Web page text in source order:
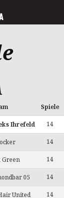
Spiele
Ihrefeld 14
14
Green 14
05 14
United 14